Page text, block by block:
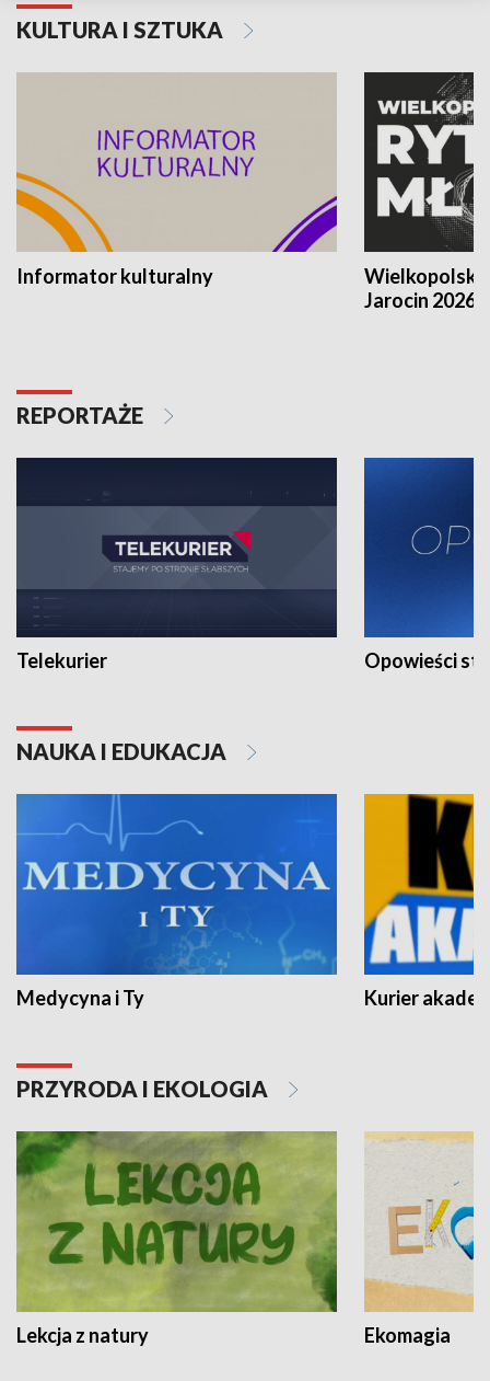
KULTURA I SZTUKA
Informator kulturalny
Jarocin 2026
REPORTAŻE
Telekurier Opowieści
NAUKA I EDUKACJA
Medycyna i Ty Kurier
PRZYRODA I EKOLOGIA
Lekcja z natury Ekomagia